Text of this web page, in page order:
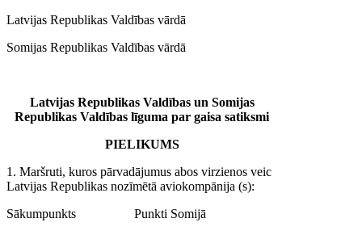
Latvijas Republikas Valdības vārdā
Somijas Republikas Valdības vārdā
Latvijas Republikas Valdības un Somijas
Republikas Valdības līguma par gaisa satiksmi
PIELIKUMS
1. Maršruti, kuros pārvadājumus abos virzienos veic
Latvijas Republikas nozīmētā aviokompānija (s):
Sākumpunkts Punkti Somijā